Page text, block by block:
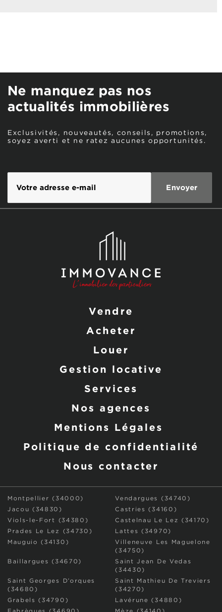
Ne manquez pas nos
actualités immobilières
Exclusivités, nouveautés, conseils, promotions,
soyez averti et ne ratez aucunes opportunités.
Vendre
Acheter
Louer
Gestion locative
Services
Nos agences
Mentions Légales
Politique de confidentialité
Nous contacter
Montpellier (34000)
Vendargues (34740)
Jacou (34830)
Castries (34160)
Viols-le-Fort (34380)
Castelnau Le Lez (34170)
Prades Le Lez (34730)
Lattes (34970)
Mauguio (34130)
Villeneuve Les Maguelone
(34750)
Baillargues (34670)
Saint Jean De Vedas
(34430)
Saint Georges D’orques
(34680)
Saint Mathieu De Treviers
(34270)
Grabels (34790)
Lavérune (34880)